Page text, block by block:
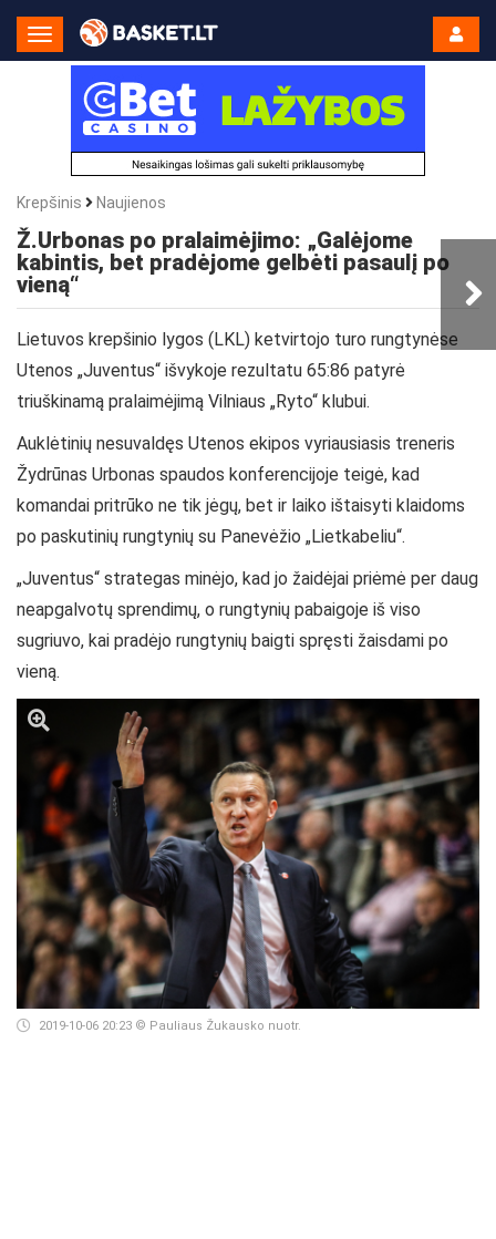
Toggle
Navigation
Krepšinis Naujienos
Ž.Urbonas po pralaimėjimo: „Galėjome
kabintis, bet pradėjome gelbėti pasaulį po
vieną“
Lietuvos krepšinio lygos (LKL) ketvirtojo turo rungtynėse
Utenos „Juventus“ išvykoje rezultatu 65:86 patyrė
triuškinamą pralaimėjimą Vilniaus „Ryto“ klubui.
Auklėtinių nesuvaldęs Utenos ekipos vyriausiasis treneris
Žydrūnas Urbonas spaudos konferencijoje teigė, kad
komandai pritrūko ne tik jėgų, bet ir laiko ištaisyti klaidoms
po paskutinių rungtynių su Panevėžio „Lietkabeliu“.
„Juventus“ strategas minėjo, kad jo žaidėjai priėmė per daug
neapgalvotų sprendimų, o rungtynių pabaigoje iš viso
sugriuvo, kai pradėjo rungtynių baigti spręsti žaisdami po
vieną.
2019-10-06 20:23 © Pauliaus Žukausko nuotr.